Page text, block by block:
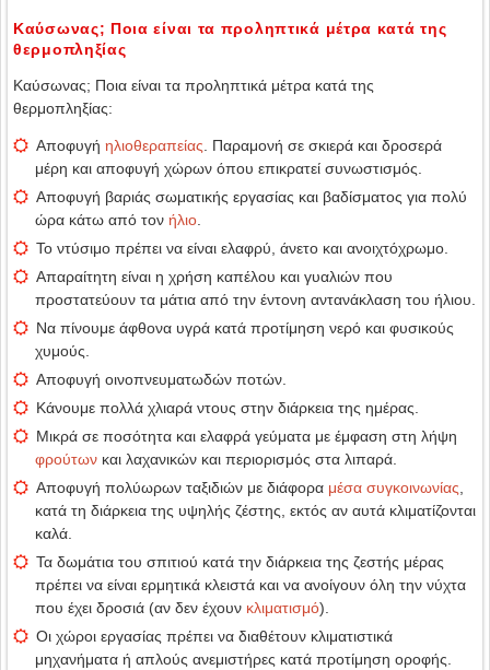
Καύσωνας; Ποια είναι τα προληπτικά μέτρα κατά της
θερμοπληξίας
Καύσωνας; Ποια είναι τα προληπτικά μέτρα κατά της
θερμοπληξίας:
Αποφυγή ηλιοθεραπείας . Παραμονή σε σκιερά και δροσερά
μέρη και αποφυγή χώρων όπου επικρατεί συνωστισμός.
Αποφυγή βαριάς σωματικής εργασίας και βαδίσματος για πολύ
ώρα κάτω από τον ήλιο
Το ντύσιμο πρέπει να είναι ελαφρύ, άνετο και ανοιχτόχρωμο.
Απαραίτητη είναι η χρήση καπέλου και γυαλιών που
προστατεύουν τα μάτια από την έντονη αντανάκλαση του ήλιου.
Να πίνουμε άφθονα υγρά κατά προτίμηση νερό και φυσικούς
χυμούς.
Αποφυγή οινοπνευματωδών ποτών.
Κάνουμε πολλά χλιαρά ντους στην διάρκεια της ημέρας.
Μικρά σε ποσότητα και ελαφρά γεύματα με έμφαση στη λήψη
φρούτων και λαχανικών και περιορισμός στα λιπαρά.
Αποφυγή πολύωρων ταξιδιών με διάφορα μέσα συγκοινωνίας
κατά τη διάρκεια της υψηλής ζέστης, εκτός αν αυτά κλιματίζονται
καλά.
Τα δωμάτια του σπιτιού κατά την διάρκεια της ζεστής μέρας
πρέπει να είναι ερμητικά κλειστά και να ανοίγουν όλη την νύχτα
που έχει δροσιά (αν δεν έχουν κλιματισμό).
Οι χώροι εργασίας πρέπει να διαθέτουν κλιματιστικά
μηχανήματα ή απλούς ανεμιστήρες κατά προτίμηση οροφής.